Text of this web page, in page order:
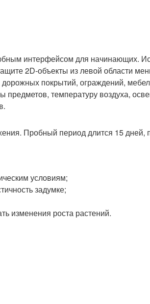
интерфейсом для начинающих.
2D-объекты из левой области
покрытий, ограждений,
предметов, температуру воздуха,
Пробный период длится 15 дней,
условиям;
задумке;
изменения роста растений.